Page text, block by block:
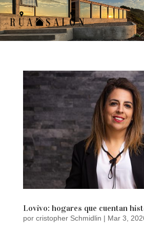
Lovivo: hogares que cuentan
por cristopher Schmidlin | Mar 3,